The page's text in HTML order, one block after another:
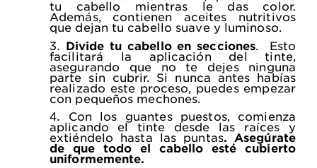
tu cabello mientras le das color.
Además, contienen aceites nutritivos
que dejan tu cabello suave y luminoso.
Divide tu cabello en secciones
Esto
facilitará la aplicación del tinte,
asegurando que no te dejes ninguna
parte sin cubrir. Si nunca antes habías
realizado este proceso, puedes empezar
con pequeños mechones.
Con los guantes puestos, comienza
aplicando el tinte desde las raíces y
extiéndelo hasta las puntas. Asegúrate
de que todo el cabello esté cubierto
uniformemente.